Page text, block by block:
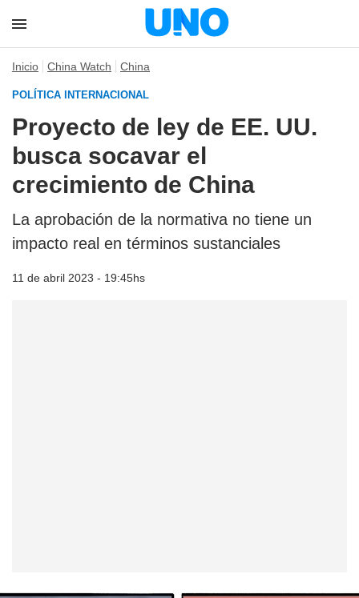
Inicio China Watch China
POLÍTICA INTERNACIONAL
Proyecto de ley de EE. UU.
busca socavar el
crecimiento de China
La aprobación de la normativa no tiene un
impacto real en términos sustanciales
11 de abril 2023 - 19:45hs